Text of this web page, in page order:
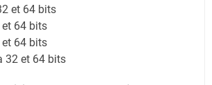
et 64 bits
64 bits
64 bits
32 et 64 bits